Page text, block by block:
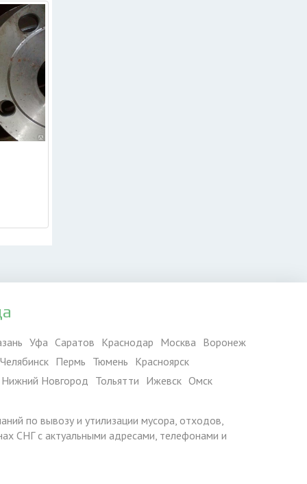
Уфа Саратов Краснодар Москва Воронеж
Челябинск Пермь Тюмень Красноярск
Нижний Новгород Тольятти Ижевск Омск
по вывозу и утилизации мусора, отходов,
СНГ с актуальными адресами, телефонами и